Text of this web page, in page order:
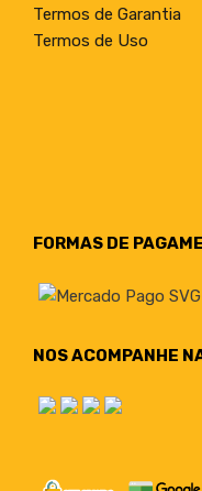
Termos de Garantia
Termos de Uso
FORMAS DE
NOS ACOMPANHE